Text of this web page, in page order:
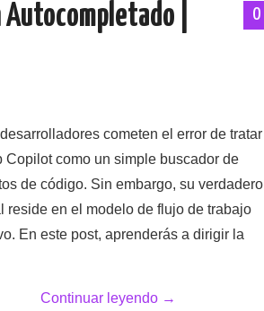
0
|
cometen el error de tratar
Copilot como un simple buscador de
de código. Sin embargo, su verdadero
reside en el modelo de flujo de trabajo
En este post, aprenderás a dirigir la
Continuar leyendo →